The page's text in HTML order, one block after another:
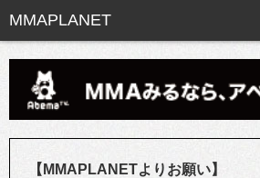
【MMAPLANETよりお願い】